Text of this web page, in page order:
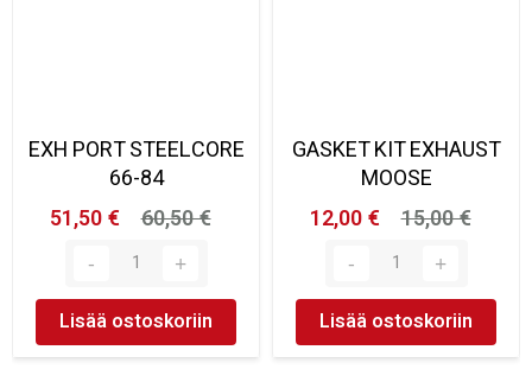
EXH PORT STEELCORE
66-84
51,50 €
60,50 €
Lisää ostoskoriin
GASKET KIT EXHAUST
MOOSE
12,00 €
15,00 €
Lisää ostoskoriin